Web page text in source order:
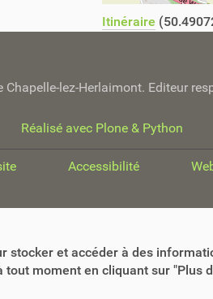
Itinéraire
lez-Herlaimont. Editeur
Réalisé avec Plone & Python
Accessibilité
et accéder à des
moment en cliquant sur